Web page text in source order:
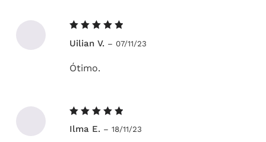
5de 5
Uilian V. – 07/11/23
Ótimo.
5de 5
Ilma E. – 18/11/23